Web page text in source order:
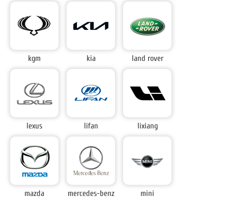
kgm kia land rover
lexus lifan lixiang
mazda mercedes-benz mini